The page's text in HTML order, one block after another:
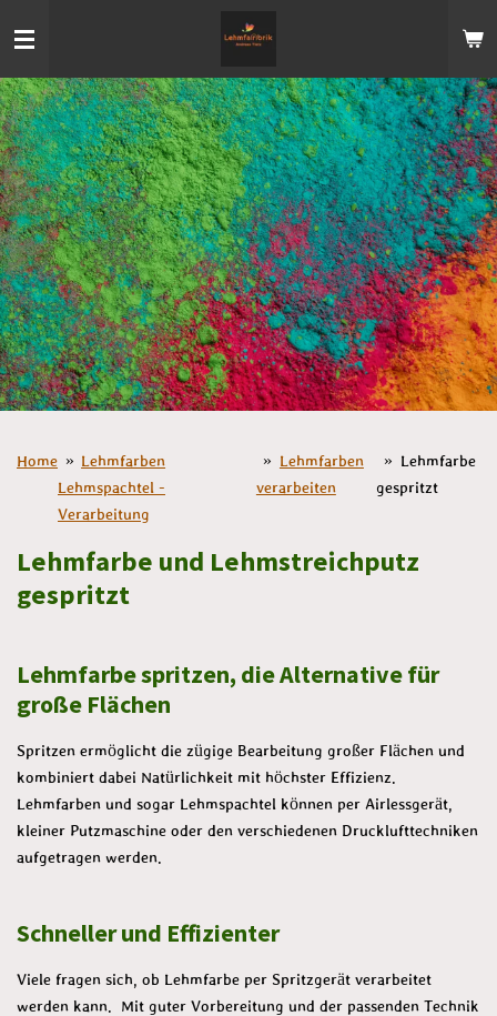
Hauptinhalt
springen
Home » Lehmfarben
Lehmspachtel -
Verarbeitung
» Lehmfarben
verarbeiten
» Lehmfarbe
gespritzt
Lehmfarbe und Lehmstreichputz
gespritzt
Lehmfarbe spritzen, die Alternative für
große Flächen
Spritzen ermöglicht die zügige Bearbeitung großer Flächen und
kombiniert dabei Natürlichkeit mit höchster Effizienz.
Lehmfarben und sogar Lehmspachtel können per Airlessgerät,
kleiner Putzmaschine oder den verschiedenen Drucklufttechniken
aufgetragen werden.
Schneller und Effizienter
Viele fragen sich, ob Lehmfarbe per Spritzgerät verarbeitet
werden kann. Mit guter Vorbereitung und der passenden Technik